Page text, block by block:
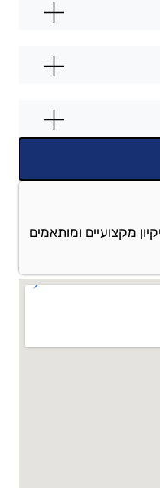
מקצועיים ומותאמים